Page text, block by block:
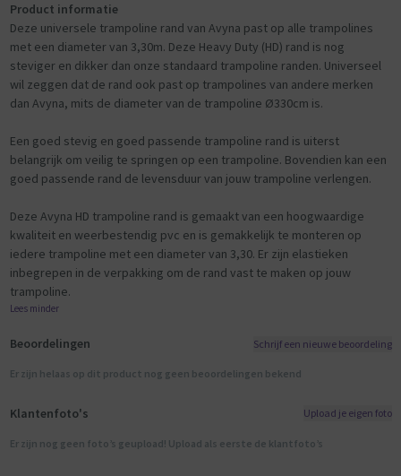
Product informatie
Deze universele trampoline rand van Avyna past op alle trampolines
met een diameter van 3,30m. Deze Heavy Duty (HD) rand is nog
steviger en dikker dan onze standaard trampoline randen. Universeel
wil zeggen dat de rand ook past op trampolines van andere merken
dan Avyna, mits de diameter van de trampoline Ø330cm is.
Een goed stevig en goed passende trampoline rand is uiterst
belangrijk om veilig te springen op een trampoline. Bovendien kan een
goed passende rand de levensduur van jouw trampoline verlengen.
Deze Avyna HD trampoline rand is gemaakt van een hoogwaardige
kwaliteit en weerbestendig pvc en is gemakkelijk te monteren op
iedere trampoline met een diameter van 3,30. Er zijn elastieken
inbegrepen in de verpakking om de rand vast te maken op jouw
trampoline.
Lees minder
Beoordelingen Schrijf een nieuwe beoordeling
Er zijn helaas op dit product nog geen beoordelingen bekend
Klantenfoto's Upload je eigen foto
Er zijn nog geen foto’s geupload! Upload als eerste de klantfoto’s